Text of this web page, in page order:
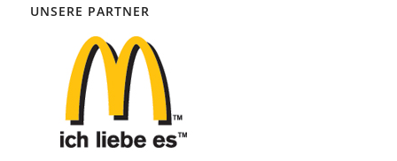
UNSERE PARTNER